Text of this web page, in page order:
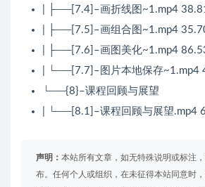
| ├──[7.4]–画折线图~1.mp4
| ├──[7.5]–画组合图~1.mp4
| ├──[7.6]–画图美化~1.mp4
| └──[7.7]–图片本地保存~1.mp4
└──{8}–课程回顾与展望
| └──[8.1]–课程回顾与展望.mp4
声明： 本站所有文章，如无特殊说明或标注
布。任何个人或组织，在未征得本站同意时，